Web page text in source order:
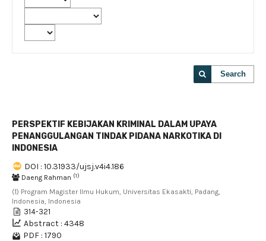
Search
PERSPEKTIF KEBIJAKAN KRIMINAL DALAM UPAYA
PENANGGULANGAN TINDAK PIDANA NARKOTIKA DI
INDONESIA
DOI : 10.31933/ujsj.v4i4.186
Daeng Rahman (1)
(1) Program Magister Ilmu Hukum, Universitas Ekasakti, Padang,
Indonesia, Indonesia
314-321
Abstract : 4348
PDF : 1790